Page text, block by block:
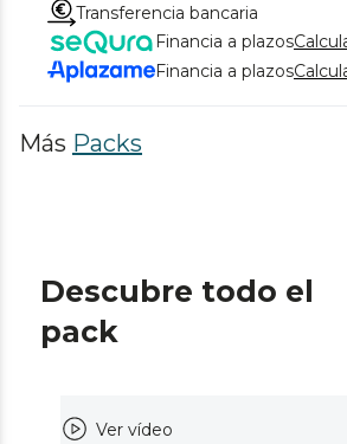
Transferencia bancaria
Financia a plazos
Financia a plazos
Más Packs
Descubre todo el
pack
Ver vídeo